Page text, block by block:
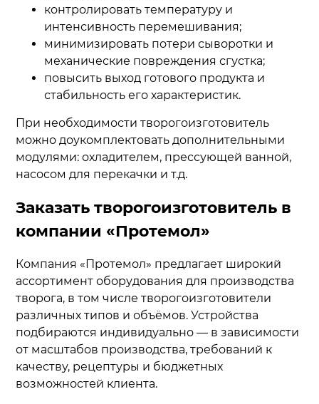
контролировать температуру и
интенсивность перемешивания;
минимизировать потери сыворотки и
механические повреждения сгустка;
повысить выход готового продукта и
стабильность его характеристик.
При необходимости творогоизготовитель
можно доукомплектовать дополнительными
модулями: охладителем, прессующей ванной,
насосом для перекачки и т.д.
Заказать творогоизготовитель в
компании «Протемол»
Компания «Протемол» предлагает широкий
ассортимент оборудования для производства
творога, в том числе творогоизготовители
различных типов и объёмов. Устройства
подбираются индивидуально — в зависимости
от масштабов производства, требований к
качеству, рецептуры и бюджетных
возможностей клиента.